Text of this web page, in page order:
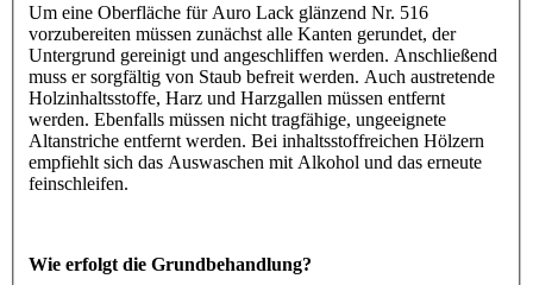
Um eine Oberfläche für Auro Lack glänzend Nr. 516
vorzubereiten müssen zunächst alle Kanten gerundet, der
Untergrund gereinigt und angeschliffen werden. Anschließend
muss er sorgfältig von Staub befreit werden. Auch austretende
Holzinhaltsstoffe, Harz und Harzgallen müssen entfernt
werden. Ebenfalls müssen nicht tragfähige, ungeeignete
Altanstriche entfernt werden. Bei inhaltsstoffreichen Hölzern
empfiehlt sich das Auswaschen mit Alkohol und das erneute
feinschleifen.
Wie erfolgt die Grundbehandlung?